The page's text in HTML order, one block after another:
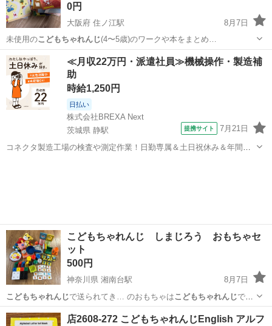
0円
大阪府 住ノ江駅
8月7日
未使用のこどもちゃれんじ(4〜5歳)のワークや本をまとめ…
大阪 大阪市 住ノ江駅 キッズ用品 こどもちゃれんじ
≪月収22万円・派遣社員≫機械操作・製造補
助
時給1,250円
日払い
株式会社BREXA Next
茨城県 静駅
提携サイト 7月21日
コネクタ製造工場の検査や測定作業！日勤専属＆土日祝休み＆年間休
こどもちゃれんじ しまじろう おもちゃセ
ット
500円
神奈川県 湘南台駅
8月7日
こどもちゃれんじで送られてき… のおもちゃはこどもちゃれんじでは
ありませ…
神奈川 藤沢市 おもちゃ こどもちゃれんじ
店2608-272 こどもちゃれんじEnglish アルフ